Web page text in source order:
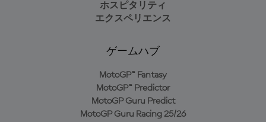
ホスピタリティ
エクスペリエンス
ゲームハブ
MotoGP™ Fantasy
MotoGP™ Predictor
MotoGP Guru Predict
MotoGP Guru Racing 25/26